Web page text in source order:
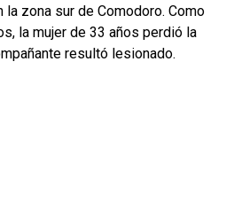
la zona sur de Comodoro. Como
la mujer de 33 años perdió la
resultó lesionado.